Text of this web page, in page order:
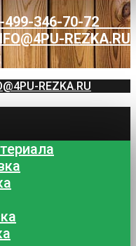
499-346-70-72
REZKA.RU
REZKA.RU